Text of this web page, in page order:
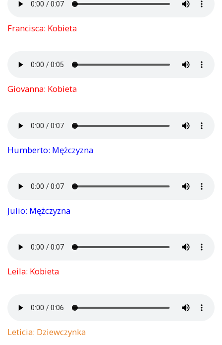
Francisca: Kobieta
Giovanna: Kobieta
Humberto: Mężczyzna
Julio: Mężczyzna
Leila: Kobieta
Leticia: Dziewczynka